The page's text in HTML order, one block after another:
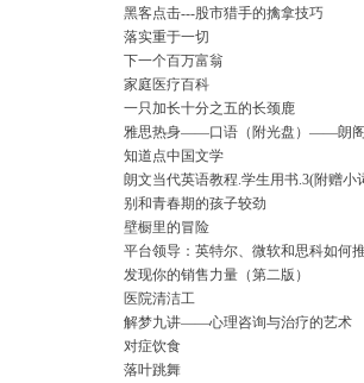
黑客点击---股市猎手的擒拿技巧
落实重于一切
下一个百万富翁
家庭医疗百科
一只加长十分之五的长颈鹿
雅思热身——口语（附光盘）——朗阁
知道点中国文学
朗文当代英语教程.学生用书.3(附赠小
别和青春期的孩子较劲
壁橱里的冒险
平台领导：英特尔、微软和思科如何
发现你的销售力量（第二版）
医院清洁工
解梦九讲——心理咨询与治疗的艺术
对症饮食
落叶跳舞